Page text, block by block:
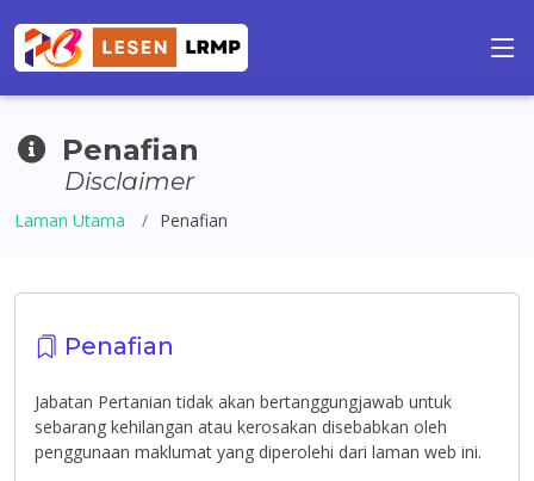
Penafian
Disclaimer
Laman Utama Penafian
Penafian
Jabatan Pertanian tidak akan bertanggungjawab untuk
sebarang kehilangan atau kerosakan disebabkan oleh
penggunaan maklumat yang diperolehi dari laman web ini.